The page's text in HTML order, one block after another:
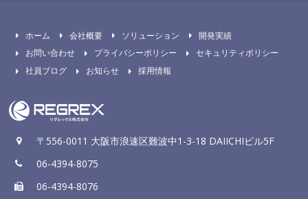
ホーム 会社概要 ソリューション
開発実績
お問い合わせ
プライバシーポリシー
セキュリティポリシー
社員ブログ
お知らせ 採用情報
〒556-0011 大阪市浪速区難波中1-3-18 DAIICHIビル5F
06-4394-8075
06-4394-8076